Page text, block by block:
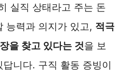
실직 상태라고 주는 돈
능력과 의지가 있고, 적극
을 찾고 있다는 것을 보
니다. 구직 활동 증빙이